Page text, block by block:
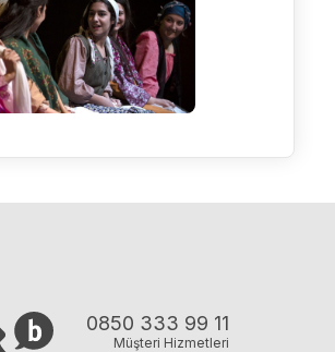
0850 333 99 11
Müşteri Hizmetleri